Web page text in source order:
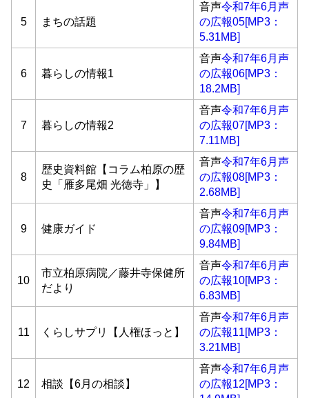
5 まちの話題
音声令和7年6月声
の広報05[MP3：
5.31MB]
6 暮らしの情報1
音声令和7年6月声
の広報06[MP3：
18.2MB]
7 暮らしの情報2
音声令和7年6月声
の広報07[MP3：
7.11MB]
8
歴史資料館【コラム柏原の歴
史「雁多尾畑 光徳寺」】
音声令和7年6月声
の広報08[MP3：
2.68MB]
9 健康ガイド
音声令和7年6月声
の広報09[MP3：
9.84MB]
10
市立柏原病院／藤井寺保健所
だより
音声令和7年6月声
の広報10[MP3：
6.83MB]
11 くらしサプリ【人権ほっと】
音声令和7年6月声
の広報11[MP3：
3.21MB]
12 相談【6月の相談】
音声令和7年6月声
の広報12[MP3：